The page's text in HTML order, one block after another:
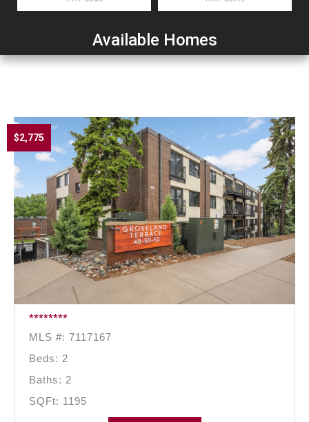
Available Homes
$2,775
********
MLS #: 7117167
Beds: 2
Baths: 2
SQFt: 1195